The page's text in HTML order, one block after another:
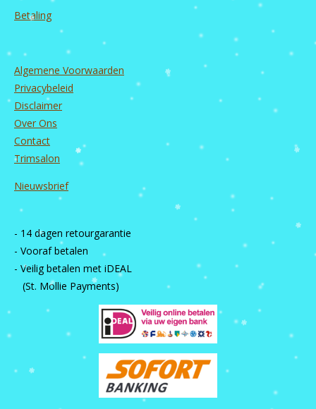
Betaling
Algemene Voorwaarden
Privacybeleid
Disclaimer
Over Ons
Contact
Trimsalon
Nieuwsbrief
- 14 dagen retourgarantie
- Vooraf betalen
- Veilig betalen met iDEAL
(St. Mollie Payments)